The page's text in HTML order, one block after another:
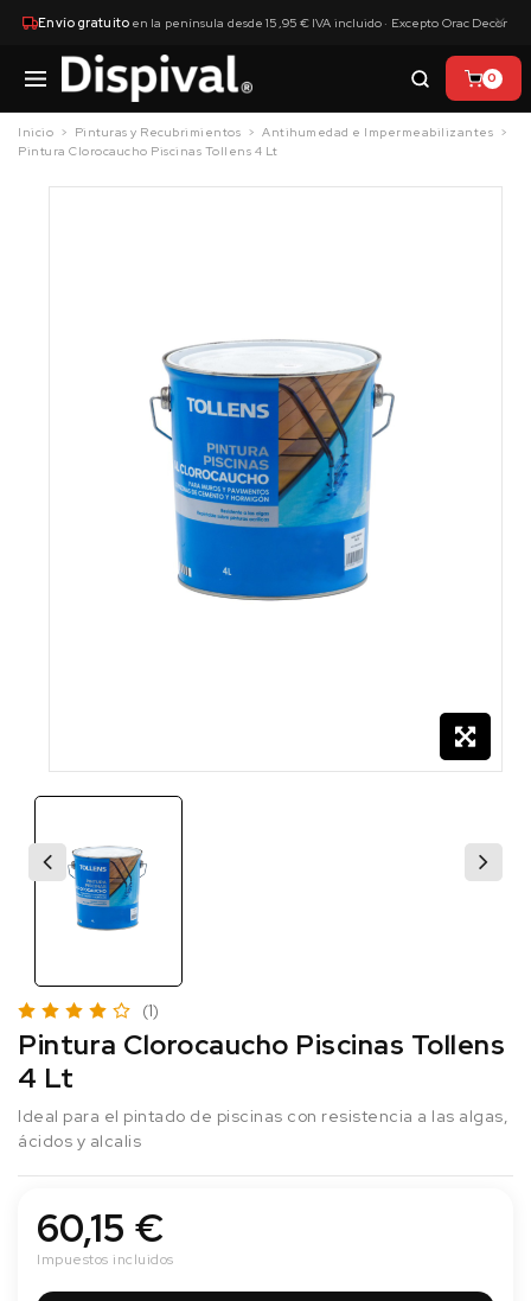
Envío gratuitoen la península desde 15,95 € IVA incluido · Excepto Orac Decor
×
0
Inicio Pinturas y Recubrimientos
Antihumedad e Impermeabilizantes
Pintura Clorocaucho Piscinas Tollens 4 Lt
(1)
Pintura Clorocaucho Piscinas Tollens
4 Lt
Ideal para el pintado de piscinas con resistencia a las algas,
ácidos y alcalis
60,15 €
Impuestos incluidos